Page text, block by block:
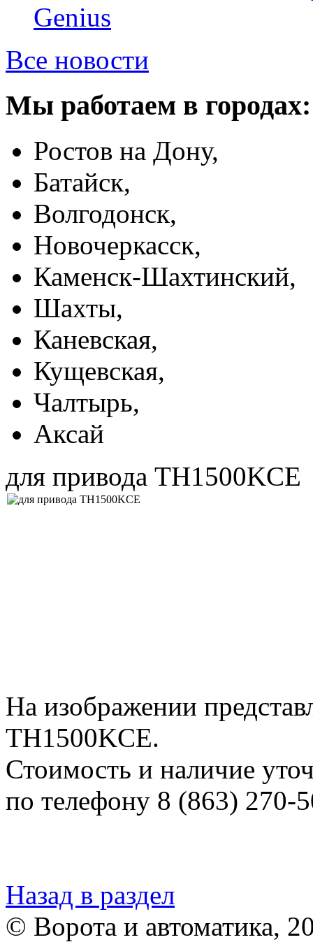
Genius
Все новости
Мы работаем в городах:
Ростов на Дону,
Батайск,
Волгодонск,
Новочеркасск,
Каменск-Шахтинский,
Шахты,
Каневская,
Кущевская,
Чалтырь,
Аксай
для привода TH1500KCE
На изображении
TH1500KCE.
Стоимость и наличие
по телефону 8 (863) 270-
Назад в раздел
© Ворота и автоматика,